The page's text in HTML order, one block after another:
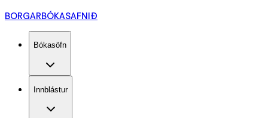
BORGARBÓKASAFNIÐ
Bókasöfn
Innblástur